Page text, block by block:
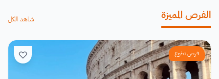
الفرص المميزة شاهد الكل
فرص تطوع